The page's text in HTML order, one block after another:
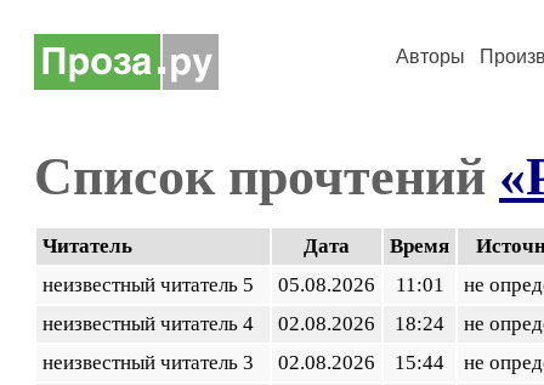
Авторы
Список прочтений
Читатель Дата Время
неизвестный читатель 5
05.08.2026 11:01
не
неизвестный читатель 4
02.08.2026 18:24
не
неизвестный читатель 3
02.08.2026 15:44
не